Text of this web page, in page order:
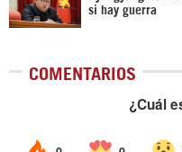
si hay guerra
COMENTARIOS